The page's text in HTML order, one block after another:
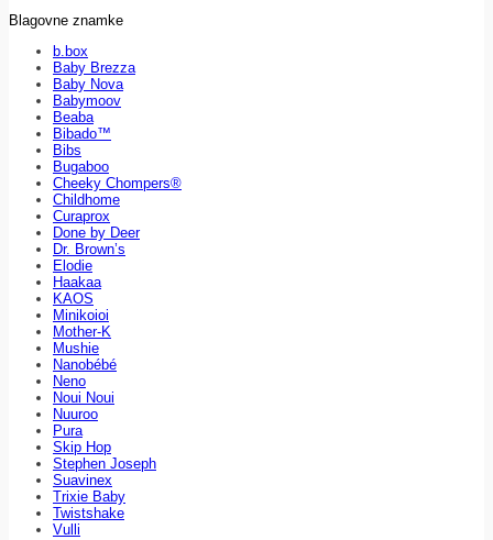
Blagovne znamke
b.box
Baby Brezza
Baby Nova
Babymoov
Beaba
Bibado™
Bibs
Bugaboo
Cheeky Chompers®
Childhome
Curaprox
Done by Deer
Dr. Brown’s
Elodie
Haakaa
KAOS
Minikoioi
Mother-K
Mushie
Nanobébé
Neno
Noui Noui
Nuuroo
Pura
Skip Hop
Stephen Joseph
Suavinex
Trixie Baby
Twistshake
Vulli